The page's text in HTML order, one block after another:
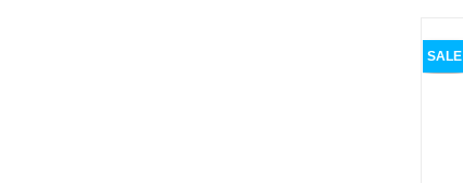
SALE